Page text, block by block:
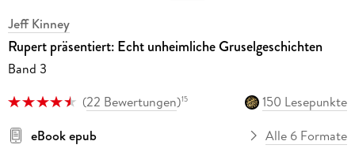
Jeff Kinney
Rupert präsentiert: Echt unheimliche Gruselgeschichten
Band 3
(22 Bewertungen)15
150 Lesepunkte
eBook epub
Alle 6 Formate